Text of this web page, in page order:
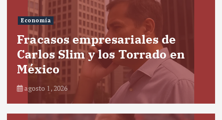
Economía
Fracasos empresariales de
Carlos Slim y los Torrado en
México
agosto 1, 2026